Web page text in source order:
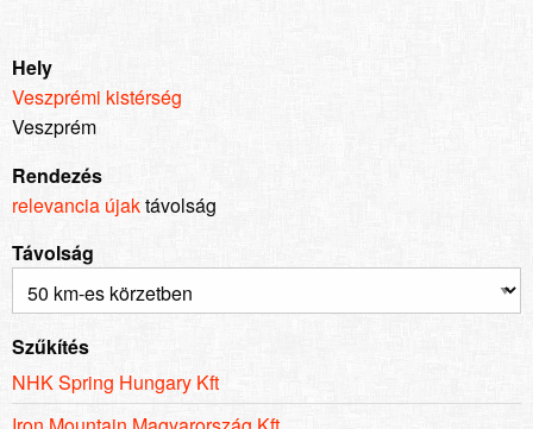
Hely
Veszprémi kistérség
Veszprém
Rendezés
relevancia újaktávolság
Távolság
Szűkítés
NHK Spring Hungary Kft